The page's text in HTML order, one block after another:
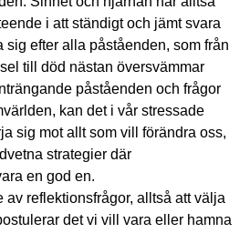
i att ständigt och jämt svara
sig efter alla påståenden, som från
till död nästan översvämmar
påståenden och frågor
kan det i vår stressade
sig mot allt som vill förändra oss,
strategier där
en god en.
av reflektionsfrågor, alltså att välja
det vi vill vara eller hamna